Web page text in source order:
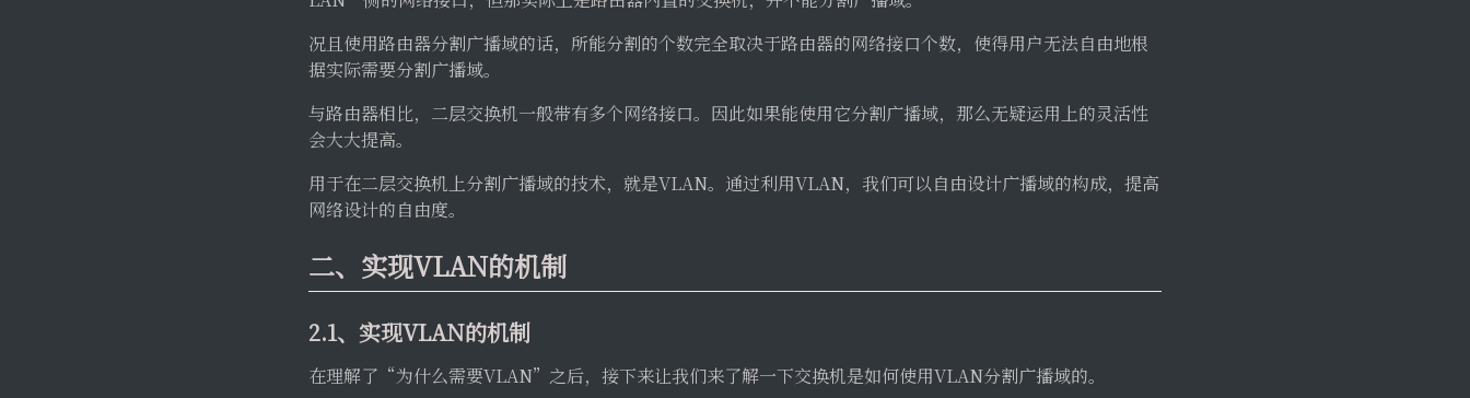
况且使用路由器分割广播域的话，所能分割的个数完全取决于路由器的网络接口个数，使得用户无法自由地根
据实际需要分割广播域。
与路由器相比，二层交换机一般带有多个网络接口。因此如果能使用它分割广播域，那么无疑运用上的灵活性
会大大提高。
用于在二层交换机上分割广播域的技术，就是VLAN。通过利用VLAN，我们可以自由设计广播域的构成，提高
网络设计的自由度。
二、实现VLAN的机制
2.1、实现VLAN的机制
在理解了“为什么需要VLAN”之后，接下来让我们来了解一下交换机是如何使用VLAN分割广播域的。